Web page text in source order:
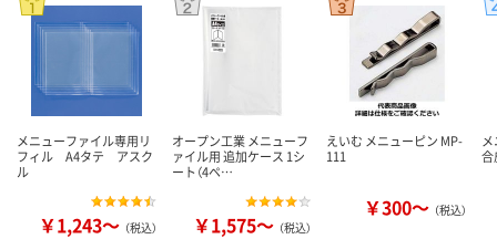
メニューファイル専用リ
フィル A4タテ アスク
ル
￥1,243～ （税込）
オープン工業 メニューフ
ァイル用 追加ケース 1シ
ート（4ペ…
￥1,575～ （税込）
えいむ メニューピン MP-
111
￥300～ （税込）